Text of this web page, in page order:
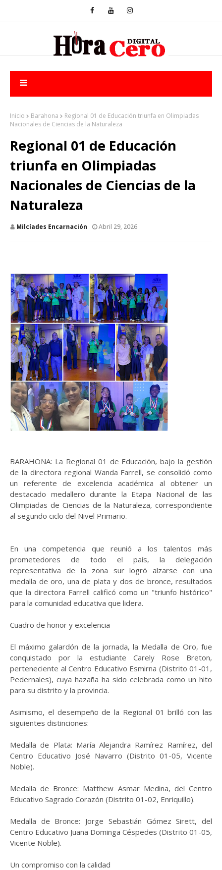
Inicio Barahona
Regional 01 de Educación triunfa en Olimpiadas
Nacionales de Ciencias de la Naturaleza
Regional 01 de Educación
triunfa en Olimpiadas
Nacionales de Ciencias de la
Naturaleza
Milcíades Encarnación Abril 29, 2026
BARAHONA: La Regional 01 de Educación, bajo la gestión
de la directora regional Wanda Farrell, se consolidó como
un referente de excelencia académica al obtener un
destacado medallero durante la Etapa Nacional de las
Olimpiadas de Ciencias de la Naturaleza, correspondiente
al segundo ciclo del Nivel Primario.
En una competencia que reunió a los talentos más
prometedores de todo el país, la delegación
representativa de la zona sur logró alzarse con una
medalla de oro, una de plata y dos de bronce, resultados
que la directora Farrell calificó como un "triunfo histórico"
para la comunidad educativa que lidera.
Cuadro de honor y excelencia
El máximo galardón de la jornada, la Medalla de Oro, fue
conquistado por la estudiante Carely Rose Breton,
perteneciente al Centro Educativo Esmirna (Distrito 01-01,
Pedernales), cuya hazaña ha sido celebrada como un hito
para su distrito y la provincia.
Asimismo, el desempeño de la Regional 01 brilló con las
siguientes distinciones:
Medalla de Plata: María Alejandra Ramírez Ramírez, del
Centro Educativo José Navarro (Distrito 01-05, Vicente
Noble).
Medalla de Bronce: Matthew Asmar Medina, del Centro
Educativo Sagrado Corazón (Distrito 01-02, Enriquillo).
Medalla de Bronce: Jorge Sebastián Gómez Sirett, del
Centro Educativo Juana Dominga Céspedes (Distrito 01-05,
Vicente Noble).
Un compromiso con la calidad